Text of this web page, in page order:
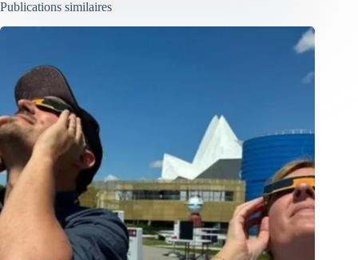
Publications similaires